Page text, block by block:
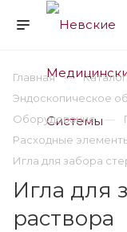
Главная
Каталог
Эндоскопическое
Оборудование
Расходные
Игла для забора
Игла для
раствора